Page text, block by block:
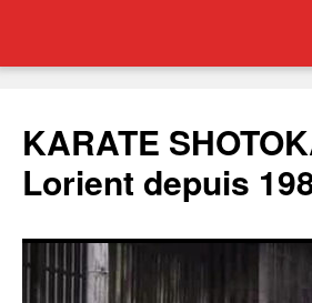
contenu
KARATE
Lorient depuis